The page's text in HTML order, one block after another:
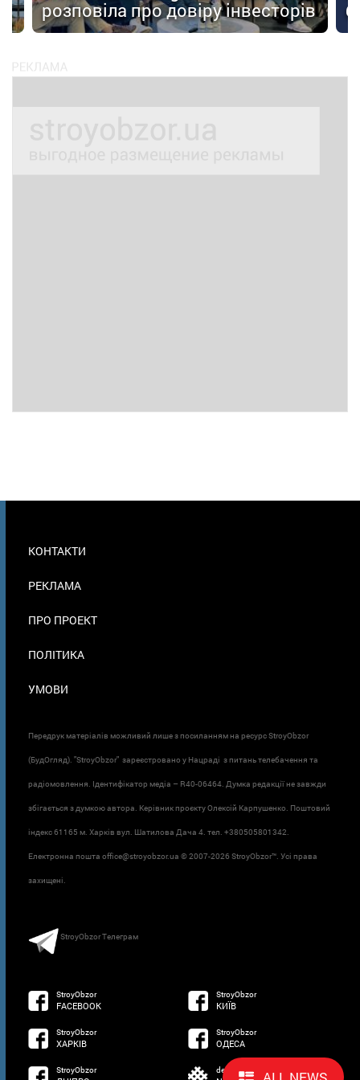
розповіла про довіру інвесторів
В
КОНТАКТИ
РЕКЛАМА
ПРО ПРОЕКТ
ПОЛІТИКА
УМОВИ
Передрук матеріалів можливий лише з посиланням на ресурс StroyObzor
(БудОгляд). "StroyObzor" зареєстровано у Нацраді з питань телебачення та
радіомовлення. Ідентифікатор медіа – R40-06464. Думка редакції не завжди
збігається з думкою автора. Керівник проєкту Олексій Карпушенко. Поштовий
індекс 61165 м. Харків вул. Шатилова Дача 4. тел. +380505801342.
Електронна пошта office@stroyobzor.ua © 2007-2026 StroyObzor™. Усі права
захищені.
StroyObzor Телеграм
StroyObzor
FACEBOOK
StroyObzor
КИЇВ
StroyObzor
ХАРКІВ
StroyObzor
ОДЕСА
StroyObzor developed by